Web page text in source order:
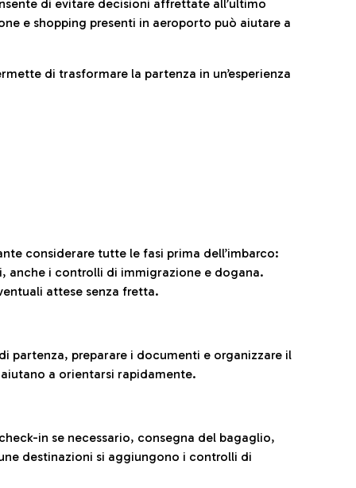
di evitare decisioni affrettate all’ultimo
e shopping presenti in aeroporto può aiutare a
di trasformare la partenza in un’esperienza
considerare tutte le fasi prima dell’imbarco:
anche i controlli di immigrazione e dogana.
attese senza fretta.
partenza, preparare i documenti e organizzare il
a orientarsi rapidamente.
in se necessario, consegna del bagaglio,
destinazioni si aggiungono i controlli di